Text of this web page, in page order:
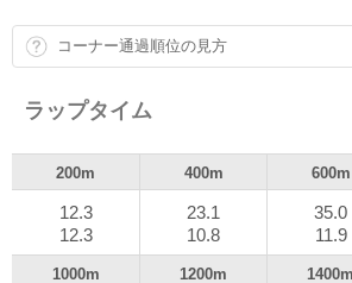
目の向正面を迎えるとペースが一気に
ディープボンドは好位集団の外目に持
ィンパレスはこれを見る位置で2度目
坂の下りに入るとタイトルホルダー
バローズが先頭に替わる。ディープボ
て進出し、直線入り口ではディープボ
コーナー通過順位の見方
ラップタイム
200m 400m 600m
12.3
12.3
23.1
10.8
35.0
11.9
1000m 1200m 1400m